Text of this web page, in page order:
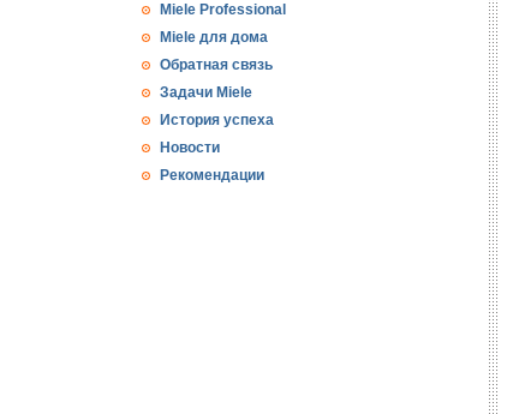
Miele Professional
Miele для дома
Обратная связь
Задачи Miele
История успеха
Новости
Рекомендации